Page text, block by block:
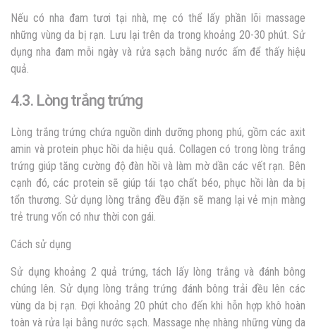
Nếu có nha đam tươi tại nhà, mẹ có thể lấy phần lõi massage
những vùng da bị rạn. Lưu lại trên da trong khoảng 20-30 phút. Sử
dụng nha đam mỗi ngày và rửa sạch bằng nước ấm để thấy hiệu
quả.
4.3. Lòng trắng trứng
Lòng trắng trứng chứa nguồn dinh dưỡng phong phú, gồm các axit
amin và protein phục hồi da hiệu quả. Collagen có trong lòng trắng
trứng giúp tăng cường độ đàn hồi và làm mờ dần các vết rạn. Bên
cạnh đó, các protein sẽ giúp tái tạo chất béo, phục hồi làn da bị
tổn thương. Sử dụng lòng trắng đều đặn sẽ mang lại vẻ mịn màng
trẻ trung vốn có như thời con gái.
Cách sử dụng
Sử dụng khoảng 2 quả trứng, tách lấy lòng trắng và đánh bông
chúng lên. Sử dụng lòng trắng trứng đánh bông trải đều lên các
vùng da bị rạn. Đợi khoảng 20 phút cho đến khi hỗn hợp khô hoàn
toàn và rửa lại bằng nước sạch. Massage nhẹ nhàng những vùng da